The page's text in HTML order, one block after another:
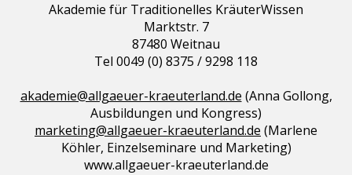
Akademie für Traditionelles KräuterWissen
Marktstr. 7
87480 Weitnau
Tel 0049 (0) 8375 / 9298 118
akademie@allgaeuer-kraeuterland.de (Anna Gollong,
Ausbildungen und Kongress)
marketing@allgaeuer-kraeuterland.de (Marlene
Köhler, Einzelseminare und Marketing)
www.allgaeuer-kraeuterland.de